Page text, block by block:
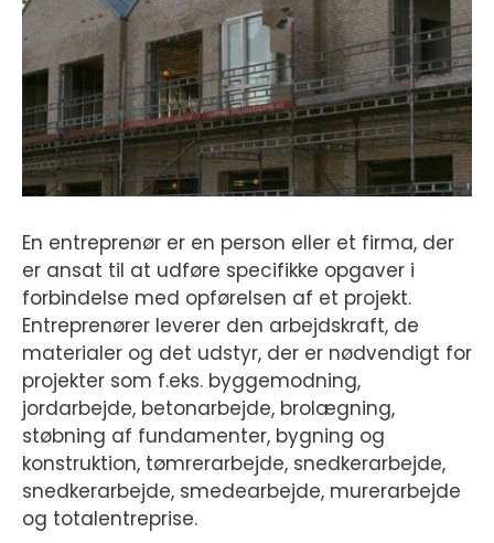
En entreprenør er en person eller et firma, der
er ansat til at udføre specifikke opgaver i
forbindelse med opførelsen af et projekt.
Entreprenører leverer den arbejdskraft, de
materialer og det udstyr, der er nødvendigt for
projekter som f.eks. byggemodning,
jordarbejde, betonarbejde, brolægning,
støbning af fundamenter, bygning og
konstruktion, tømrerarbejde, snedkerarbejde,
snedkerarbejde, smedearbejde, murerarbejde
og totalentreprise.